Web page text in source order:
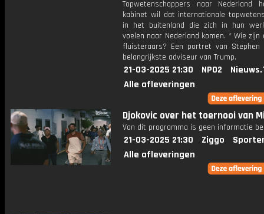
Topwetenschappers naar Nederland
kabinet wil dat internationale
in het buitenland die zich in hun
voelen naar Nederland komen. * Wie zijn
fluisteraars? Een portret van Stephen
belangrijkste adviseur van Trump.
21-03-2025 21:30 NPO2
Alle afleveringen
Djokovic over het toernooi van
Van dit programma is geen informatie
21-03-2025 21:30 Ziggo
Alle afleveringen